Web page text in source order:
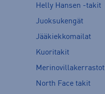
Helly Hansen -takit
Juoksukengät
Jääkiekkomailat
Kuoritakit
Merinovillakerrastot
North Face takit